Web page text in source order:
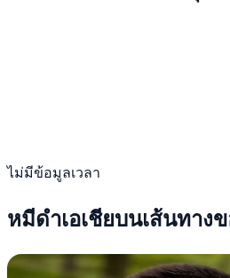
ไม่มีข้อมูลเวลา
หมีดำเอเชียบนเส้นทาง